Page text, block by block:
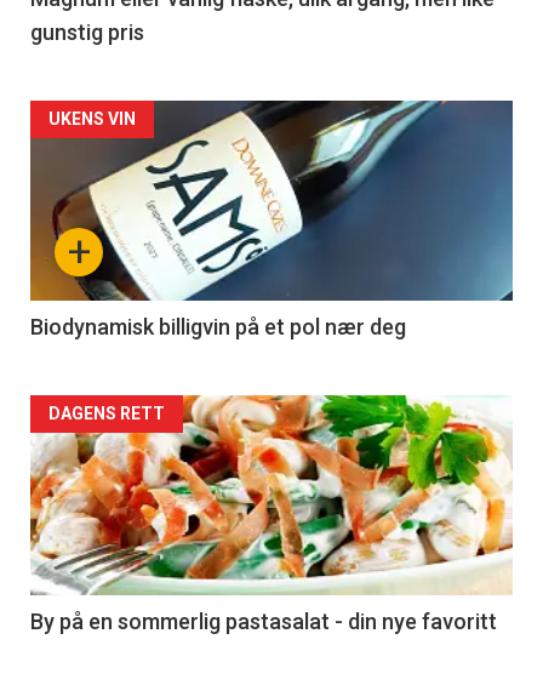
gunstig pris
Forsiden
akkurat
nå
4
+
UKENS VIN
Biodynamisk billigvin på et pol nær deg
Forsiden
akkurat
nå
-
5
DAGENS RETT
By på en sommerlig pastasalat - din nye favoritt